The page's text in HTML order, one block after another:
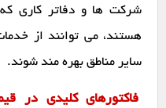
شرکت ها و دفاتر کاری
هستند، می توانند از
سایر مناطق بهره مند شوند.
فاکتورهای کلیدی در